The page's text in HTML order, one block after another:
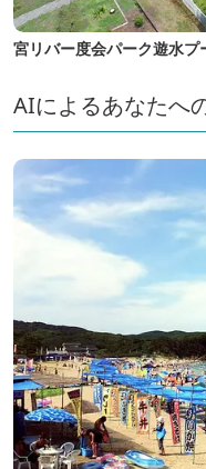
宮リバー度会パーク遊水プ
AIによるあなたへ